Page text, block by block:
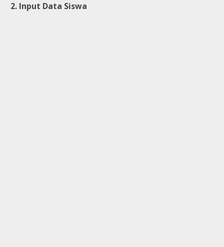
2. Input Data Siswa